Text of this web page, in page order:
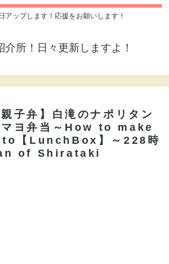
アップします！応援をお願いします！
介所！日々更新しますよ！
親子弁】白滝のナポリタン
マヨ弁当～How to make
【LunchBox】～228時
of Shirataki